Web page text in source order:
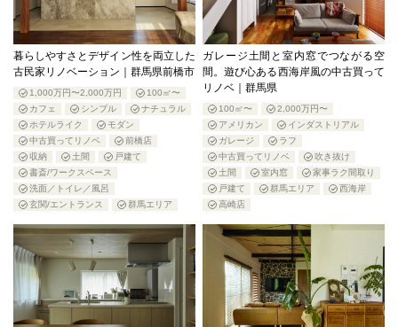
暮らしやすさとデザイン性を両立した
古民家リノベーション｜群馬県前橋市
1,000万円〜2,000万円
100㎡〜
カフェ
シンプル
ナチュラル
ホテルライク
モダン
中古買ってリノベ
前橋店
収納
土間
戸建て
書斎/ワークスペース
洗面／トイレ／風呂
玄関/エントランス
群馬エリア
ガレージ土間と室内窓でつながる空
間。遊び心ある西海岸風の中古買って
リノベ｜群馬県
100㎡〜
2,000万円〜
アメリカン
インダストリアル
ガレージ
ラフ
中古買ってリノベ
吹き抜け
土間
室内窓
家事ラク間取り
戸建て
群馬エリア
西海岸
高崎店